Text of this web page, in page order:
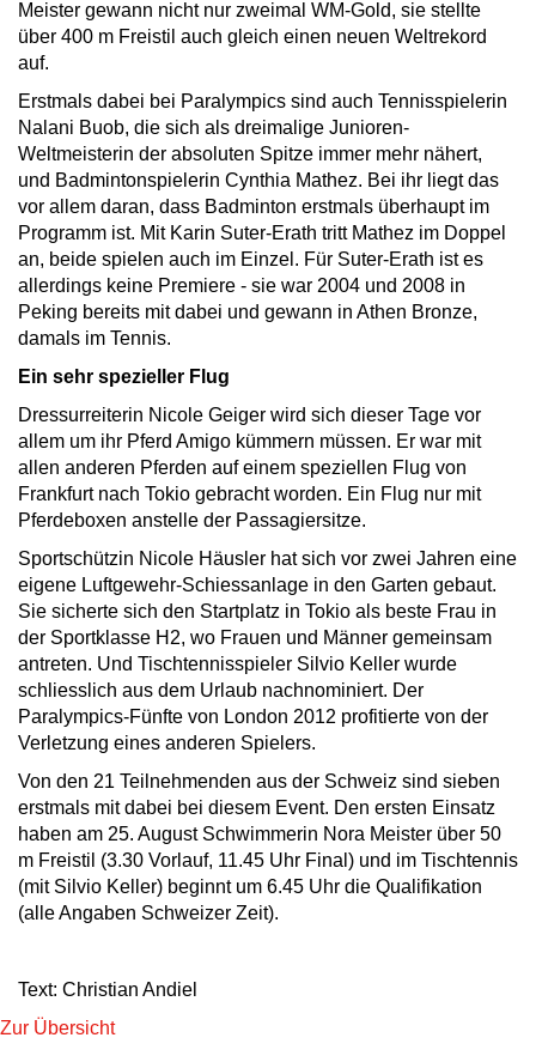
Meister gewann nicht nur zweimal WM-Gold, sie stellte
über 400 m Freistil auch gleich einen neuen Weltrekord
auf.
Erstmals dabei bei Paralympics sind auch Tennisspielerin
Nalani Buob, die sich als dreimalige Junioren-
Weltmeisterin der absoluten Spitze immer mehr nähert,
und Badmintonspielerin Cynthia Mathez. Bei ihr liegt das
vor allem daran, dass Badminton erstmals überhaupt im
Programm ist. Mit Karin Suter-Erath tritt Mathez im Doppel
an, beide spielen auch im Einzel. Für Suter-Erath ist es
allerdings keine Premiere - sie war 2004 und 2008 in
Peking bereits mit dabei und gewann in Athen Bronze,
damals im Tennis.
Ein sehr spezieller Flug
Dressurreiterin Nicole Geiger wird sich dieser Tage vor
allem um ihr Pferd Amigo kümmern müssen. Er war mit
allen anderen Pferden auf einem speziellen Flug von
Frankfurt nach Tokio gebracht worden. Ein Flug nur mit
Pferdeboxen anstelle der Passagiersitze.
Sportschützin Nicole Häusler hat sich vor zwei Jahren eine
eigene Luftgewehr-Schiessanlage in den Garten gebaut.
Sie sicherte sich den Startplatz in Tokio als beste Frau in
der Sportklasse H2, wo Frauen und Männer gemeinsam
antreten. Und Tischtennisspieler Silvio Keller wurde
schliesslich aus dem Urlaub nachnominiert. Der
Paralympics-Fünfte von London 2012 profitierte von der
Verletzung eines anderen Spielers.
Von den 21 Teilnehmenden aus der Schweiz sind sieben
erstmals mit dabei bei diesem Event. Den ersten Einsatz
haben am 25. August Schwimmerin Nora Meister über 50
m Freistil (3.30 Vorlauf, 11.45 Uhr Final) und im Tischtennis
(mit Silvio Keller) beginnt um 6.45 Uhr die Qualifikation
(alle Angaben Schweizer Zeit).
Text: Christian Andiel
Zur Übersicht